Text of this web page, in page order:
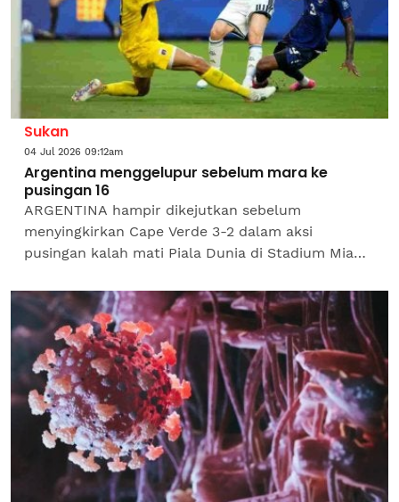
Sukan
04 Jul 2026 09:12am
Argentina menggelupur sebelum mara ke
pusingan 16
ARGENTINA hampir dikejutkan sebelum
menyingkirkan Cape Verde 3-2 dalam aksi
pusingan kalah mati Piala Dunia di Stadium Miami,
16.Juara dunia itu dijangka...